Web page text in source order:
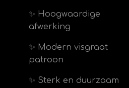
✨ Hoogwaardige
afwerking
✨ Modern visgraat
patroon
✨ Sterk en duurzaam